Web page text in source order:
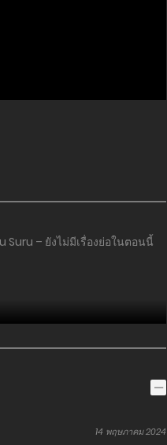
– ยังไม่มีเรื่องย่อในตอนนี้
14 พฤษภาคม 2024